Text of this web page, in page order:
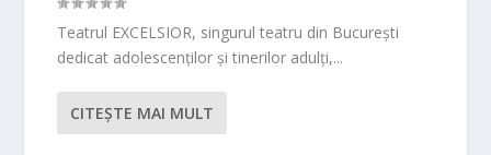
Teatrul EXCELSIOR, singurul teatru din București
dedicat adolescenților și tinerilor adulți,...
CITEŞTE MAI MULT